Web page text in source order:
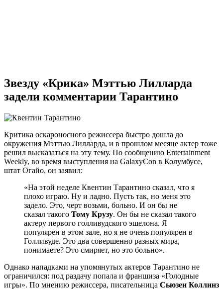
Звезду «Крика» Мэттью Лилларда
задели комментарии Тарантино
Критика оскароносного режиссера быстро дошла до
окружения Мэттью Лилларда, и в прошлом месяце актер тоже
решил высказаться на эту тему. По сообщению Entertainment
Weekly, во время выступления на GalaxyCon в Колумбусе,
штат Огайо, он заявил:
«На этой неделе Квентин Тарантино сказал, что я
плохо играю. Ну и ладно. Пусть так, но меня это
задело. Это, черт возьми, больно. И он бы не
сказал такого Тому Крузу. Он бы не сказал такого
актеру первого голливудского эшелона. Я
популярен в этом зале, но я не очень популярен в
Голливуде. Это два совершенно разных мира,
понимаете? Это смиряет, но это больно».
Однако нападками на упомянутых актеров Тарантино не
ограничился: под раздачу попала и франшиза «Голодные
игры». По мнению режиссера, писательница Сьюзен Коллинз